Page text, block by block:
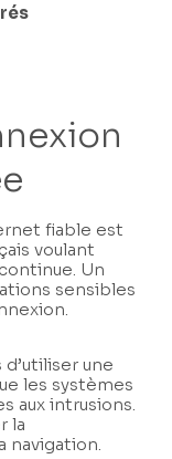
fiable est
voulant
Un
sensibles
une
les systèmes
aux intrusions.
la
navigation.